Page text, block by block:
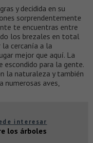
y decidida en su
sorprendentemente
te encuentras entre
los brezales en total
la cercanía a la
mejor que aquí. La
escondido para la gente.
la naturaleza y también
numerosas aves,
interesar
los árboles